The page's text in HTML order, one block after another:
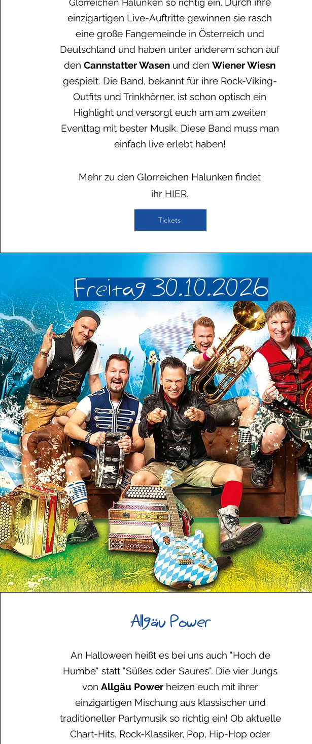
Glorreichen Halunken so richtig ein.
einzigartigen Live-Auftritte gewinnen sie rasch
eine große Fangemeinde in Österreich und
Deutschland und haben unter anderem schon auf
denCannstatter Wasen und denWiener Wiesn
gespielt. Die Band, bekannt für ihre Rock-Viking-
Outfits und Trinkhörner, ist schon optisch ein
Highlight und versorgt euch am am zweiten
Eventtag mit besterMusik. Diese Band muss man
einfach live erlebt haben!
Mehr zu den Glorreichen Halunken findet
ihr HIER.
Tickets
Freitag 30.10.2026
Allgäu Power
An Halloween heißt es bei uns auch "Hoch de
Humbe" statt "Süßes oder Saures". Die vier Jungs
vonAllgäu Power heizen euch mit ihrer
einzigartigen Mischung aus klassischer und
traditioneller Partymusik so richtig ein! Ob aktuelle
Chart-Hits, Rock-Klassiker, Pop, Hip-Hop oder